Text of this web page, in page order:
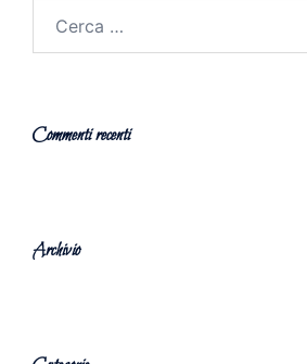
Commenti recenti
Archivio